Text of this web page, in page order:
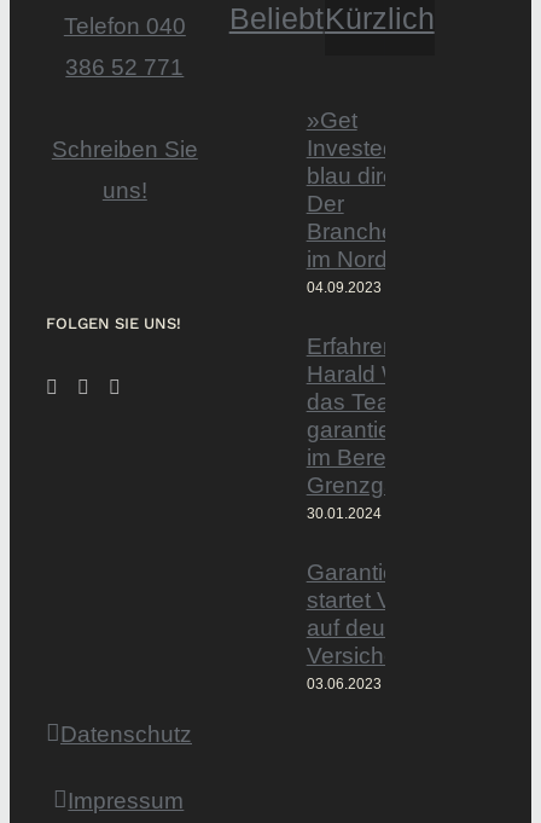
Telefon 040
386 52 771
Schreiben Sie
uns!
FOLGEN SIE UNS!
BeliebtKürzlich
»Get
Invested by
blau direkt«:
Der
Branchentag
im Norden
04.09.2023
Erfahrener Experte
Harald Wesely stärkt
das Team von
garantiertmehrnetto.de
im Bereich
Grenzgänger
30.01.2024
startet
auf deutschem
Versicherungsmarkt
03.06.2023
Datenschutz
Impressum